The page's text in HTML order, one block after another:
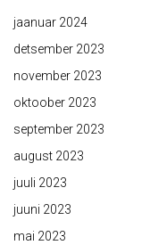
jaanuar 2024
detsember 2023
november 2023
oktoober 2023
september 2023
august 2023
juuli 2023
juuni 2023
mai 2023